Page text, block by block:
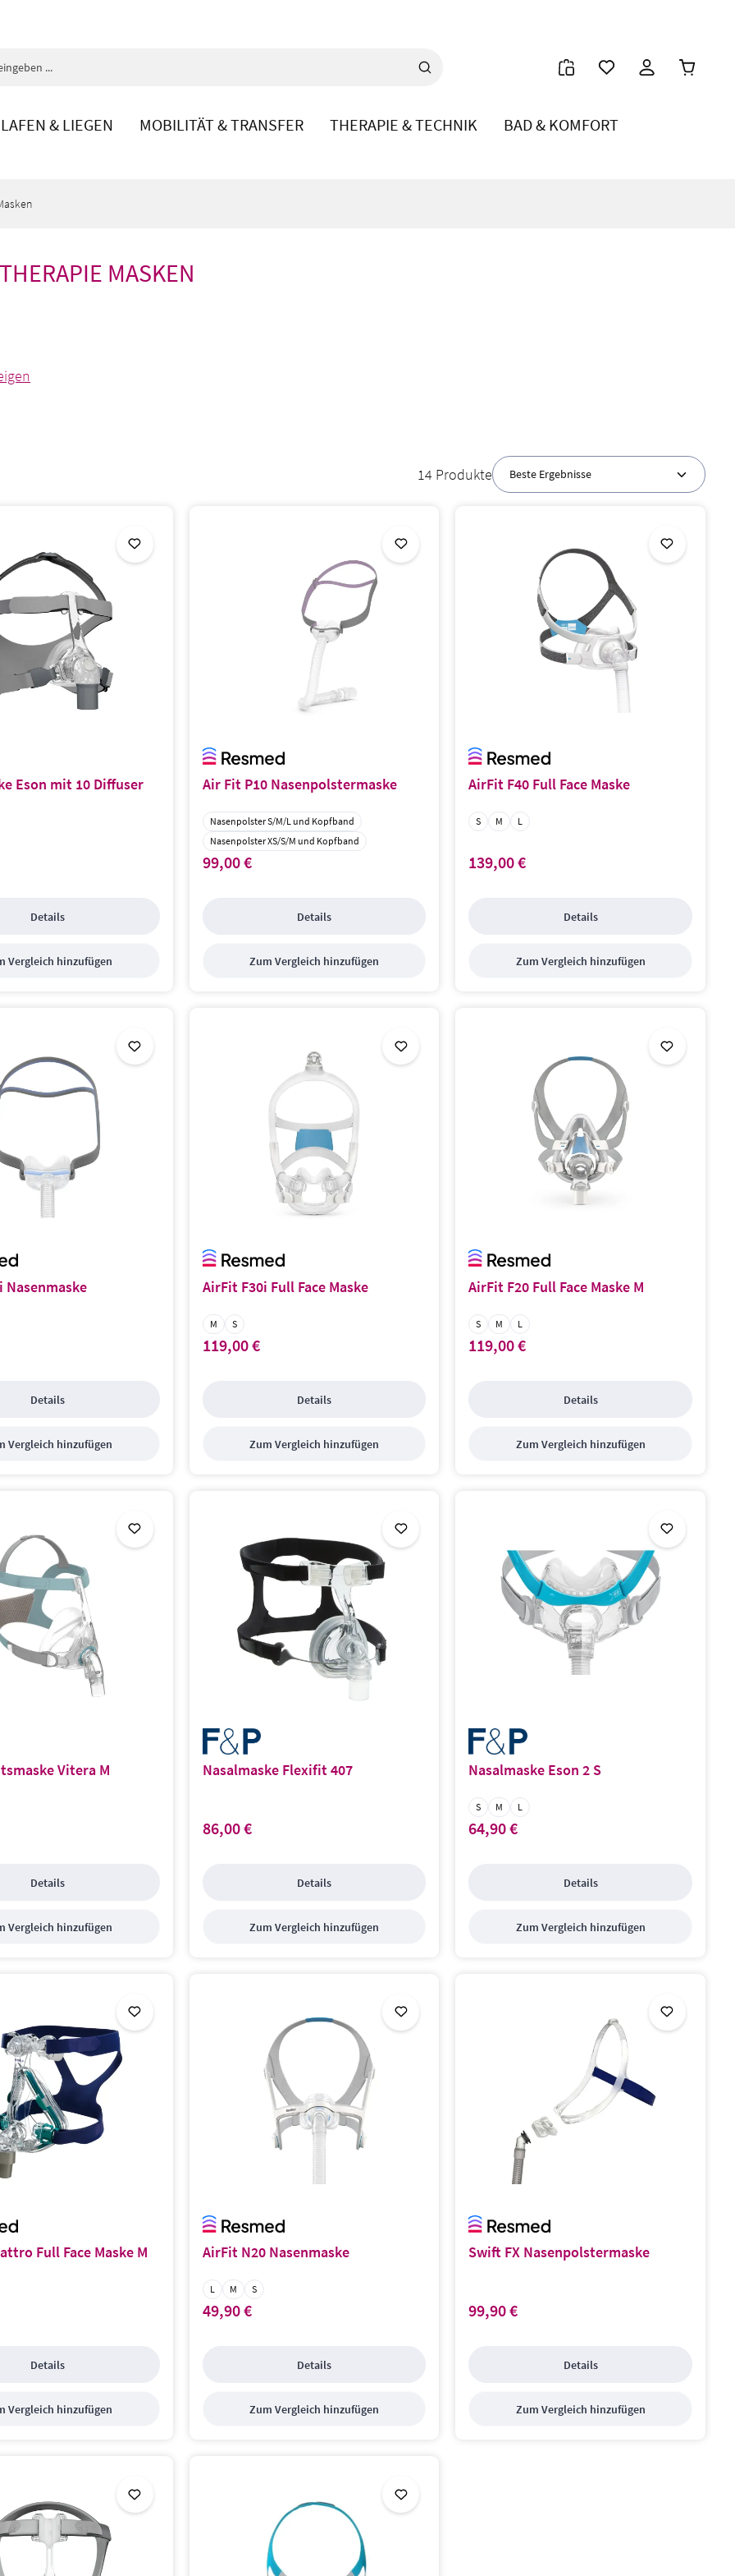
& LIEGEN MOBILITÄT & TRANSFER THERAPIE & TECHNIK BAD & KOMFORT
MASKEN
14 Produkte
Eson mit 10 Diffuser
Details
Vergleich hinzufügen
Air Fit P10 Nasenpolstermaske
Maskenset:
Nasenpolster S/M/L und Kopfband
Nasenpolster XS/S/M und Kopfband
Regulärer Preis:
99,00 €
Details
Zum Vergleich hinzufügen
AirFit F40 Full Face Maske
Größe:
S M L
Regulärer Preis:
139,00 €
Details
Zum Vergleich hinzufügen
Nasenmaske
Details
Vergleich hinzufügen
AirFit F30i Full Face Maske
Masken Größe:
M S
Regulärer Preis:
119,00 €
Details
Zum Vergleich hinzufügen
AirFit F20 Full Face Maske M
Größe:
S M L
Regulärer Preis:
119,00 €
Details
Zum Vergleich hinzufügen
Vitera M
Details
Vergleich hinzufügen
Nasalmaske Flexifit 407
Regulärer Preis:
86,00 €
Details
Zum Vergleich hinzufügen
Nasalmaske Eson 2 S
Größe:
S M L
Regulärer Preis:
64,90 €
Details
Zum Vergleich hinzufügen
Full Face Maske M
Details
Vergleich hinzufügen
AirFit N20 Nasenmaske
Masken Größe:
L M S
Regulärer Preis:
49,90 €
Details
Zum Vergleich hinzufügen
Swift FX Nasenpolstermaske
Regulärer Preis:
99,90 €
Details
Zum Vergleich hinzufügen